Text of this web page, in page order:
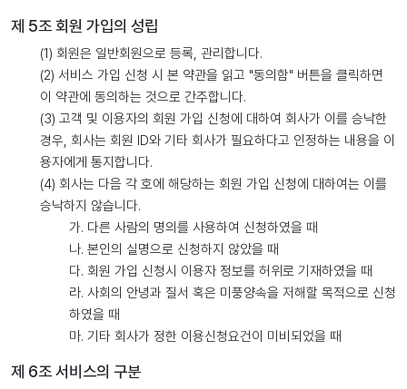
제 5조 회원 가입의 성립
(1) 회원은 일반회원으로 등록, 관리합니다.
(2) 서비스 가입 신청 시 본 약관을 읽고 "동의함" 버튼을 클릭하면
이 약관에 동의하는 것으로 간주합니다.
(3) 고객 및 이용자의 회원 가입 신청에 대하여 회사가 이를 승낙한
경우, 회사는 회원 ID와 기타 회사가 필요하다고 인정하는 내용을 이
용자에게 통지합니다.
(4) 회사는 다음 각 호에 해당하는 회원 가입 신청에 대하여는 이를
승낙하지 않습니다.
가. 다른 사람의 명의를 사용하여 신청하였을 때
나. 본인의 실명으로 신청하지 않았을 때
다. 회원 가입 신청시 이용자 정보를 허위로 기재하였을 때
라. 사회의 안녕과 질서 혹은 미풍양속을 저해할 목적으로 신청
하였을 때
마. 기타 회사가 정한 이용신청요건이 미비되었을 때
제 6조 서비스의 구분